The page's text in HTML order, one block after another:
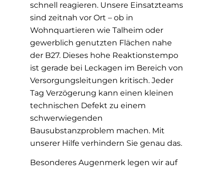
schnell reagieren. Unsere Einsatzteams
sind zeitnah vor Ort – ob in
Wohnquartieren wie Talheim oder
gewerblich genutzten Flächen nahe
der B27. Dieses hohe Reaktionstempo
ist gerade bei Leckagen im Bereich von
Versorgungsleitungen kritisch. Jeder
Tag Verzögerung kann einen kleinen
technischen Defekt zu einem
schwerwiegenden
Bausubstanzproblem machen. Mit
unserer Hilfe verhindern Sie genau das.
Besonderes Augenmerk legen wir auf